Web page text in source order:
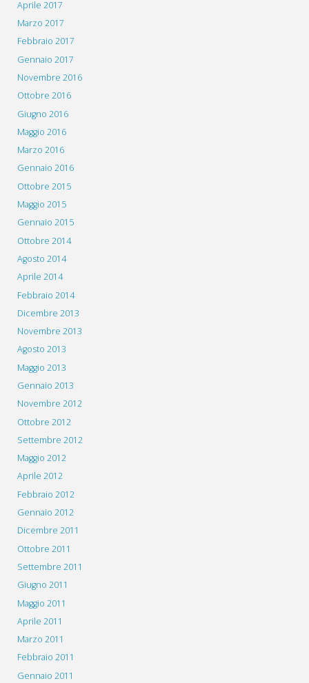
Aprile 2017
Marzo 2017
Febbraio 2017
Gennaio 2017
Novembre 2016
Ottobre 2016
Giugno 2016
Maggio 2016
Marzo 2016
Gennaio 2016
Ottobre 2015
Maggio 2015
Gennaio 2015
Ottobre 2014
Agosto 2014
Aprile 2014
Febbraio 2014
Dicembre 2013
Novembre 2013
Agosto 2013
Maggio 2013
Gennaio 2013
Novembre 2012
Ottobre 2012
Settembre 2012
Maggio 2012
Aprile 2012
Febbraio 2012
Gennaio 2012
Dicembre 2011
Ottobre 2011
Settembre 2011
Giugno 2011
Maggio 2011
Aprile 2011
Marzo 2011
Febbraio 2011
Gennaio 2011